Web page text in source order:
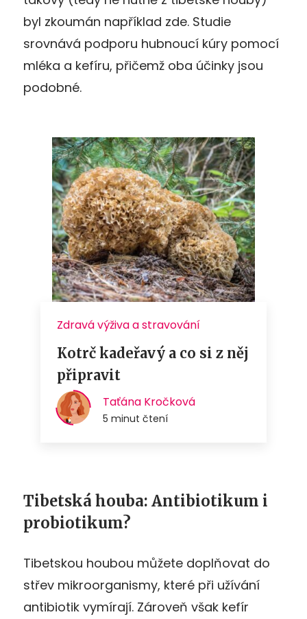
byl zkoumán například zde. Studie
srovnává podporu hubnoucí kúry pomocí
mléka a kefíru, přičemž oba účinky jsou
podobné.
Tibetská houba: Antibiotikum i
probiotikum?
Tibetskou houbou můžete doplňovat do
střev mikroorganismy, které při užívání
antibiotik vymírají. Zároveň však kefír